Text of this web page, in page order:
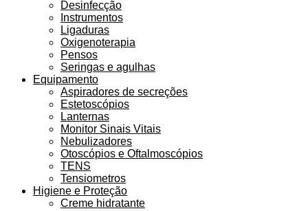
Desinfecção
Instrumentos
Ligaduras
Oxigenoterapia
Pensos
Seringas e agulhas
Equipamento
Aspiradores de secreções
Estetoscópios
Lanternas
Monitor Sinais Vitais
Nebulizadores
Otoscópios e Oftalmoscópios
TENS
Tensiometros
Higiene e Proteção
Creme hidratante